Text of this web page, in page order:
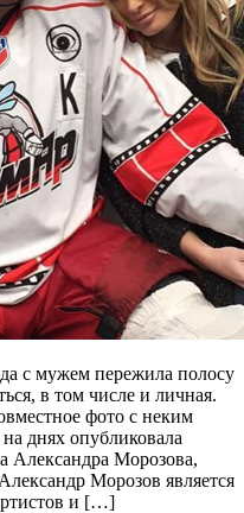
с мужем пережила полосу
в том числе и личная.
фото с неким
днях опубликовала
Александра Морозова,
Морозов является
и […]